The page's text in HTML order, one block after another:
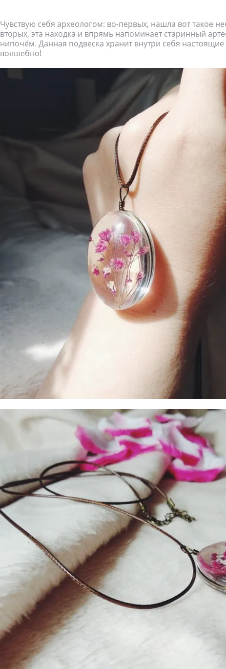
Чувствую себя археологом: во-первых, нашла вот такое
вторых, эта находка и впрямь напоминает старинный
нипочём. Данная подвеска хранит внутри себя
волшебно!